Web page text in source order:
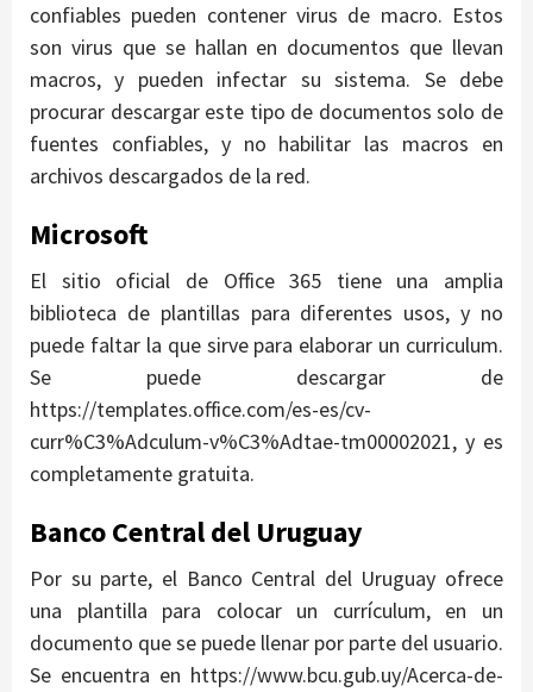
confiables pueden contener virus de macro. Estos
son virus que se hallan en documentos que llevan
macros, y pueden infectar su sistema. Se debe
procurar descargar este tipo de documentos solo de
fuentes confiables, y no habilitar las macros en
archivos descargados de la red.
Microsoft
El sitio oficial de Office 365 tiene una amplia
biblioteca de plantillas para diferentes usos, y no
puede faltar la que sirve para elaborar un curriculum.
Se puede descargar de
https://templates.office.com/es-es/cv-
curr%C3%Adculum-v%C3%Adtae-tm00002021, y es
completamente gratuita.
Banco Central del Uruguay
Por su parte, el Banco Central del Uruguay ofrece
una plantilla para colocar un currículum, en un
documento que se puede llenar por parte del usuario.
Se encuentra en https://www.bcu.gub.uy/Acerca-de-